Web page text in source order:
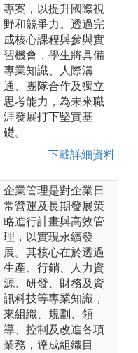
專案，以提升國際視
野和競爭力。透過完
成核心課程與參與實
習機會，學生將具備
專業知識、人際溝
通、團隊合作及獨立
思考能力，為未來職
涯發展打下堅實基
礎。
下載詳細資料
企業管理是對企業日
常營運及長期發展策
略進行計畫與高效管
理，以實現永續發
展。其核心在於透過
生產、行銷、人力資
源、研發、財務及資
訊科技等專業知識，
來組織、規劃、領
導、控制及改進各項
業務，達成組織目